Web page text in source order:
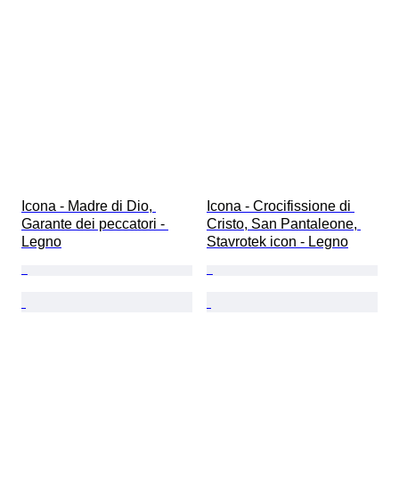
Icona - Madre di Dio,
Garante dei peccatori -
Legno
Icona - Crocifissione di
Cristo, San Pantaleone,
Stavrotek icon - Legno